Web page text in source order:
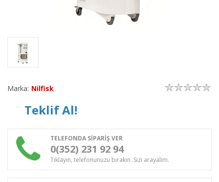
Marka: Nilfisk
Teklif Al!
TELEFONDA SİPARİŞ VER
0(352) 231 92 94
Tıklayın, telefonunuzu bırakın. Sizi arayalım.